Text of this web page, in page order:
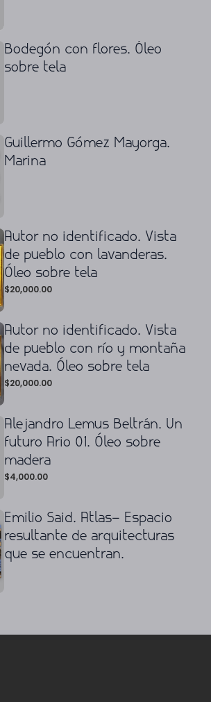
Bodegón con flores. Óleo
sobre tela
Guillermo Gómez Mayorga.
Marina
Autor no identificado. Vista
de pueblo con lavanderas.
Óleo sobre tela
$20,000.00
Autor no identificado. Vista
de pueblo con río y montaña
nevada. Óleo sobre tela
$20,000.00
Alejandro Lemus Beltrán. Un
futuro Ario 01. Óleo sobre
madera
$4,000.00
Emilio Said. Atlas– Espacio
resultante de arquitecturas
que se encuentran.